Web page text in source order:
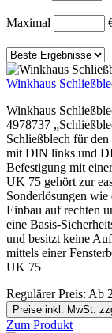
–
Maximal
Winkhaus
Winkhaus
4978737
Schließblech für
mit DIN links und
Befestigung mit
UK 75 gehört zur
Sonderlösungen
Einbau auf rechten
eine Basis-
und besitzt keine
mittels einer
UK 75
Regulärer Preis: Ab
Preise inkl. MwSt.
Zum Produkt